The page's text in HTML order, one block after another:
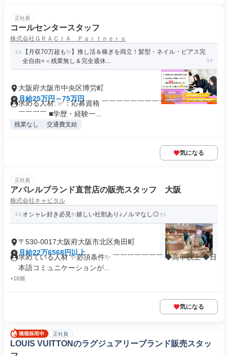
正社員
コールセンタースタッフ
株式会社ＧＲＡＣＩＡ Ｐａｒｔｎｅｒｓ
【月収70万超も✨】推し活＆稼ぎを両立！髪型・ネイル・ピアス完
全自由⭐＜残業無し＆完全週休...
大阪府大阪市中央区博労町
月給25万円～75万円
求める人材: ✅：応募資格 ￣￣￣￣￣￣￣￣￣￣￣￣￣￣￣￣
￣￣￣￣ ■学歴・経験一...
残業なし 交通費支給
気になる
正社員
アパレルブランド直営店の販売スタッフ 大阪
株式会社キャピタル
オシャレ好き必見✨嬉しい社割あり♪ノルマなし◎
〒530-0017大阪府大阪市北区角田町
月給22万6568円以上
求めている人材 ✨必須条件✨ ￣￣￣￣￣￣￣ ◆高卒以上 ◆日
本語コミュニケーションが...
+16個
気になる
正社員
LOUIS VUITTONのラグジュアリーブランド販売スタッ